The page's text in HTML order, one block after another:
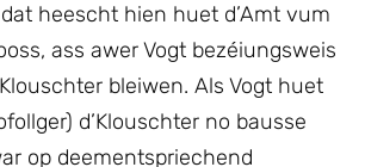
heescht hien huet d’Amt vum
ass awer Vogt bezéiungsweis
bleiwen. Als Vogt huet
d’Klouschter no bausse
op deementspriechend